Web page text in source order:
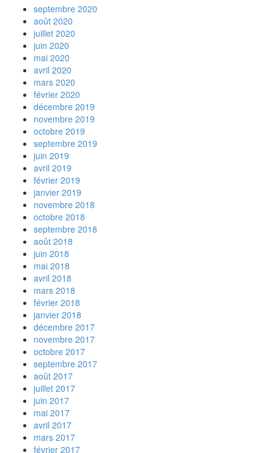
septembre 2020
août 2020
juillet 2020
juin 2020
mai 2020
avril 2020
mars 2020
février 2020
décembre 2019
novembre 2019
octobre 2019
septembre 2019
juin 2019
avril 2019
février 2019
janvier 2019
novembre 2018
octobre 2018
septembre 2018
août 2018
juin 2018
mai 2018
avril 2018
mars 2018
février 2018
janvier 2018
décembre 2017
novembre 2017
octobre 2017
septembre 2017
août 2017
juillet 2017
juin 2017
mai 2017
avril 2017
mars 2017
février 2017